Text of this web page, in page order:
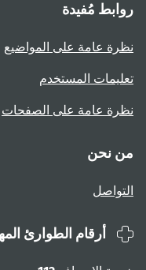
مُفيدة
عامة على المواضيع
المستخدم
عامة على الصفحات
نحن
أرقام الطوارئ المهمة